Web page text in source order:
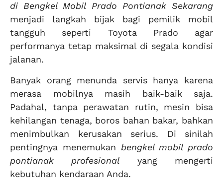
di Bengkel Mobil Prado Pontianak Sekarang
menjadi langkah bijak bagi pemilik mobil
tangguh seperti Toyota Prado agar
performanya tetap maksimal di segala kondisi
jalanan.
Banyak orang menunda servis hanya karena
merasa mobilnya masih baik-baik saja.
Padahal, tanpa perawatan rutin, mesin bisa
kehilangan tenaga, boros bahan bakar, bahkan
menimbulkan kerusakan serius. Di sinilah
pentingnya menemukan bengkel mobil prado
pontianak profesional yang mengerti
kebutuhan kendaraan Anda.